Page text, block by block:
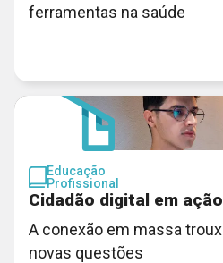
ferramentas na saúde
Educação
Profissional
Cidadão digital em ação
A conexão em massa
novas questões